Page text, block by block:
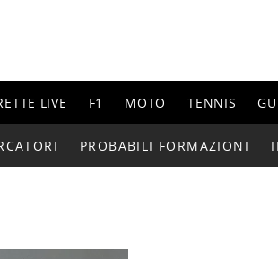
LIVE F1 MOTO TENNIS
PROBABILI FORMAZIONI